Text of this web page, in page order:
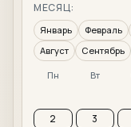
МЕСЯЦ:
Январь Февраль
Август
Сентябрь
Пн Вт
2
3